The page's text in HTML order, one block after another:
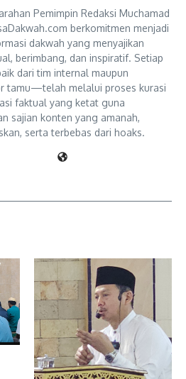
Pemimpin Redaksi Muchamad
berkomitmen menjadi
dakwah yang menyajikan
berimbang, dan inspiratif. Setiap
dari tim internal maupun
tamu—telah melalui proses kurasi
faktual yang ketat guna
sajian konten yang amanah,
serta terbebas dari hoaks.